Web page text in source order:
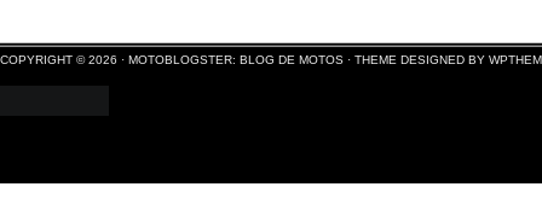
COPYRIGHT © 2026 · MOTOBLOGSTER: BLOG DE MOTOS · THEME DESIGNED BY